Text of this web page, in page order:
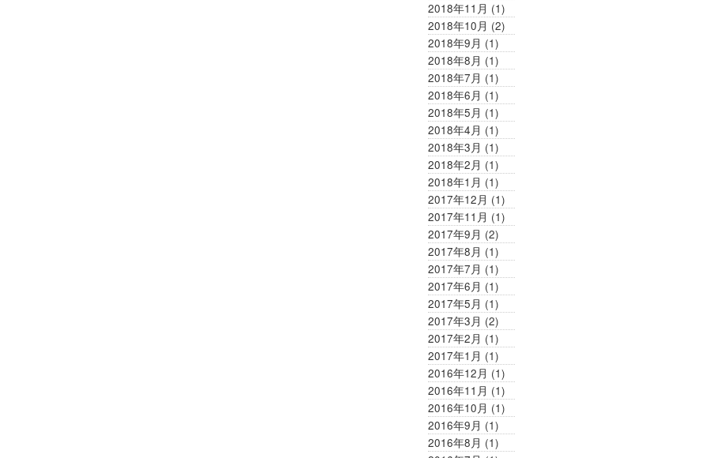
2018年11月 (1)
2018年10月 (2)
2018年9月 (1)
2018年8月 (1)
2018年7月 (1)
2018年6月 (1)
2018年5月 (1)
2018年4月 (1)
2018年3月 (1)
2018年2月 (1)
2018年1月 (1)
2017年12月 (1)
2017年11月 (1)
2017年9月 (2)
2017年8月 (1)
2017年7月 (1)
2017年6月 (1)
2017年5月 (1)
2017年3月 (2)
2017年2月 (1)
2017年1月 (1)
2016年12月 (1)
2016年11月 (1)
2016年10月 (1)
2016年9月 (1)
2016年8月 (1)